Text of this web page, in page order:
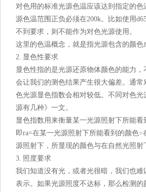
对色用的标准光源色温应该达到指定的色温
源色温范围正负必须在200k。比如使用
不到要求，则不能作为对色光源使用。
这里的色温概念，就是指光源包含的颜
2. 显色性要求
显色性指的是光源还原物体颜色的能
会让我们的测色结果产生很大偏差。通
色光源显色指数会相对较低。不同对色
源有几种》一文。
显色指数用来衡量某一光源照射下
即ra=在某一光源照射下所能看到的颜色
源照射下，所显现的颜色与在自然光照
3. 照度要求
我们知道没有光，或者光很暗，我
表示。如果光源照度不达标，那么检测的